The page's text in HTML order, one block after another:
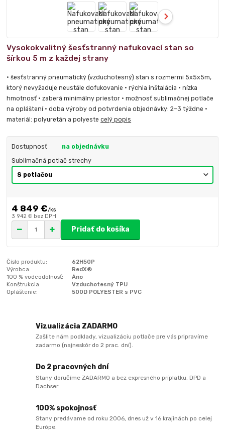
Vysokokvalitný šesťstranný nafukovací stan so
šírkou 5 m z každej strany
• šesťstranný pneumatický (vzduchotesný) stan s rozmermi 5x5x5m,
ktorý nevyžaduje neustále dofukovanie • rýchla inštalácia • nízka
hmotnosť • zaberá minimálny priestor • možnosť sublimačnej potlače
na opláštení • doba výroby od potvrdenia objednávky: 2–3 týždne •
materiál: polyuretán a polyestecelý popis
Dostupnosť na objednávku
Sublimačná potlač strechy
4 849 €/ks
3 942 € bez DPH
Pridať do košíka
Číslo produktu:
62H50P
Výrobca:
RedX®
100 % vodeodolnosť:
Áno
Konštrukcia:
Vzduchotesný TPU
Opláštenie:
500D POLYESTER s PVC
Vizualizácia ZADARMO
Zašlite nám podklady, vizualizáciu potlače pre vás pripravíme
zadarmo (najneskôr do 2 prac. dní).
Do 2 pracovných dní
Stany doručíme ZADARMO a bez expresného príplatku. DPD a
Dachser.
100% spokojnosť
Stany predávame od roku 2006, dnes už v 16 krajinách po celej
Európe.